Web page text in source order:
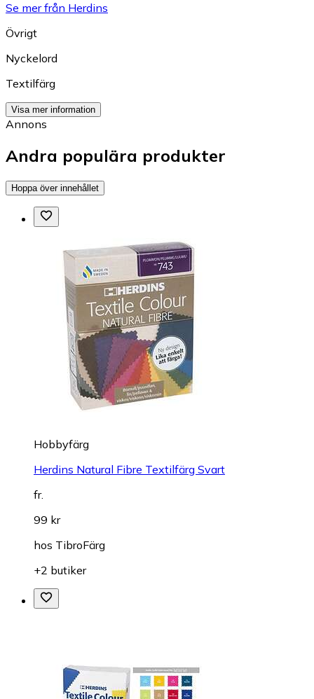
Se mer från Herdins
Övrigt
Nyckelord
Textilfärg
Visa mer information
Annons
Andra populära produkter
Hoppa över innehållet
Hobbyfärg
Herdins Natural Fibre Textilfärg Svart
fr.
99 kr
hos TibroFärg
+2 butiker